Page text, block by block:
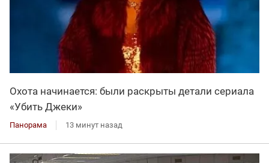
Охота начинается: были раскрыты детали сериала
«Убить Джеки»
Панорама 13 минут назад